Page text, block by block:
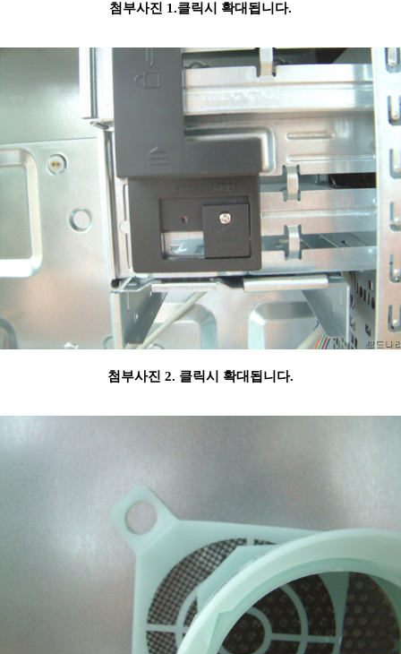
첨부사진 1.클릭시 확대됩니다.
첨부사진 2. 클릭시 확대됩니다.